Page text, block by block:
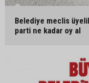
Belediye meclis
parti ne kadar oy al